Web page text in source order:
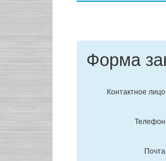
Форма
Контактное